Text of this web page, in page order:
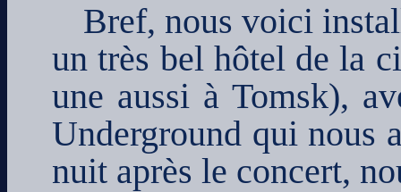
Bref, nous voici
un très bel hôtel de la
une aussi à Tomsk),
Underground qui nous
nuit après le concert,